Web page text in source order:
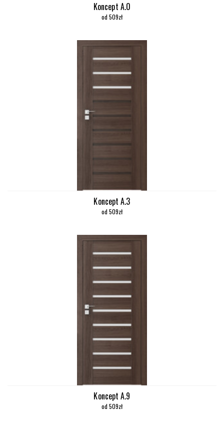
Koncept A.0
od 509zł
Koncept A.3
od 509zł
Koncept A.9
od 509zł